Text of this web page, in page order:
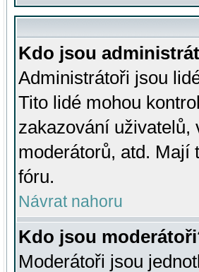
Kdo jsou
Administrátoři jsou
Tito lidé mohou
zakazování uživatelů,
moderátorů, atd. Mají
fóru.
Návrat nahoru
Kdo jsou
Moderátoři jsou